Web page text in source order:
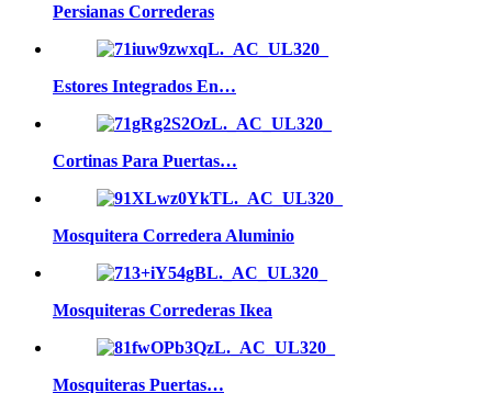
Persianas Correderas
Estores Integrados En…
Cortinas Para Puertas…
Mosquitera Corredera Aluminio
Mosquiteras Correderas Ikea
Mosquiteras Puertas…